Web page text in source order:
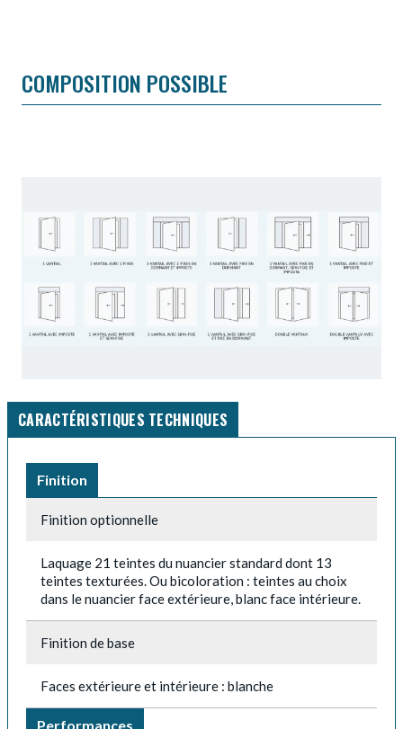
COMPOSITION POSSIBLE
CARACTÉRISTIQUES TECHNIQUES
Finition
Finition optionnelle
Laquage 21 teintes du nuancier standard dont 13
teintes texturées. Ou bicoloration : teintes au choix
dans le nuancier face extérieure, blanc face intérieure.
Finition de base
Faces extérieure et intérieure : blanche
Performances